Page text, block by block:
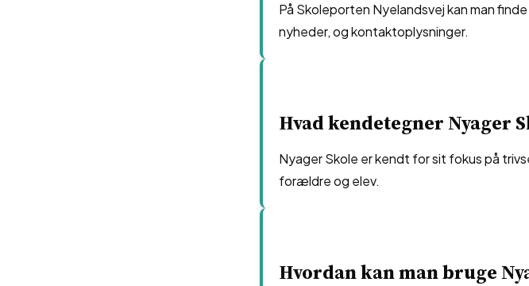
På Skoleporten Nyelandsvej kan man
nyheder, og kontaktoplysninger.
Hvad kendetegner Nyager
Nyager Skole er kendt for sit fokus på
forældre og elev.
Hvordan kan man bruge